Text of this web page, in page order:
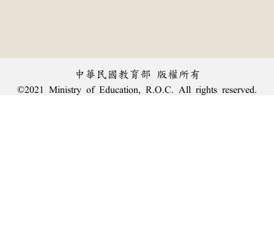
中華民國教育部 版權所有
©2021 Ministry of Education, R.O.C. All rights reserved.